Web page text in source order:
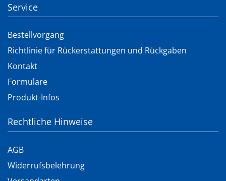
Service
Bestellvorgang
Richtlinie für Rückerstattungen und Rückgaben
Kontakt
Formulare
Produkt-Infos
Rechtliche Hinweise
AGB
Widerrufsbelehrung